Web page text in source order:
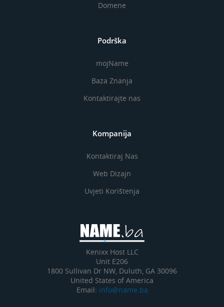
Domene
Podrška
mojName
Baza Znanja
Kontaktirajte nas
Kompanija
Kontaktiraj Nas
Web Dizajn
Uvjeti Korištenja
Kenixx Host LLC
Unit E206
1800 Sullivan Dr NW, Duluth, GA 30096
United States of America
Email: info@name.ba